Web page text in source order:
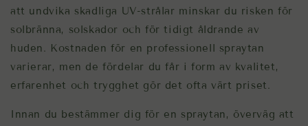
att undvika skadliga UV-strålar minskar du risken för
solbränna, solskador och för tidigt åldrande av
huden. Kostnaden för en professionell spraytan
varierar, men de fördelar du får i form av kvalitet,
erfarenhet och trygghet gör det ofta värt priset.
Innan du bestämmer dig för en spraytan, överväg att